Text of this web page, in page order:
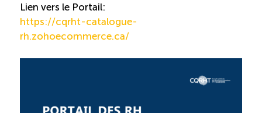
Nouvelles formations
Lien vers le Portail:
https://cqrht-catalogue-
rh.zohoecommerce.ca/